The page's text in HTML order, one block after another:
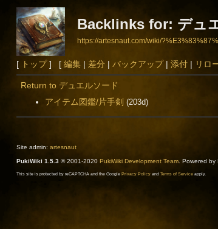
Backlinks for: デュ
https://artesnaut.com/wiki/
[ トップ] [ 編集| 差分 | バックアップ| 添付| リロ
Return to デュエルソード
アイテム図鑑/片手剣 (203d)
Site admin: artesnaut
PukiWiki 1.5.3© 2001-2020 PukiWiki Development Team. Powered by
This site is protected by reCAPTCHA and the Google Privacy Policyand Terms of Serviceapply.